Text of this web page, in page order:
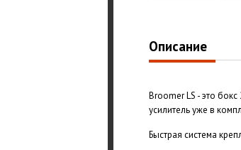
Описание
Broomer LS - это
усилитель уже в
Быстрая система